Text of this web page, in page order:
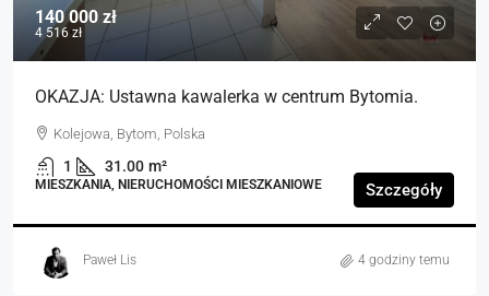
140 000 zł
4 516 zł
OKAZJA: Ustawna kawalerka w centrum Bytomia.
Kolejowa, Bytom, Polska
1 31.00 m²
MIESZKANIA, NIERUCHOMOŚCI MIESZKANIOWE Szczegóły
Paweł Lis 4 godziny temu